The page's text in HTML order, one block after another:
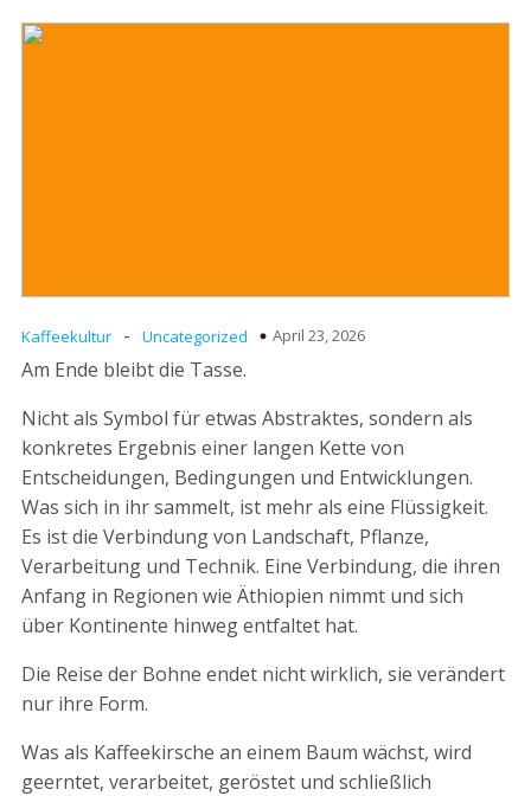
Kaffeekultur - Uncategorized April 23, 2026
Am Ende bleibt die Tasse.
Nicht als Symbol für etwas Abstraktes, sondern als
konkretes Ergebnis einer langen Kette von
Entscheidungen, Bedingungen und Entwicklungen.
Was sich in ihr sammelt, ist mehr als eine Flüssigkeit.
Es ist die Verbindung von Landschaft, Pflanze,
Verarbeitung und Technik. Eine Verbindung, die ihren
Anfang in Regionen wie Äthiopien nimmt und sich
über Kontinente hinweg entfaltet hat.
Die Reise der Bohne endet nicht wirklich, sie verändert
nur ihre Form.
Was als Kaffeekirsche an einem Baum wächst, wird
geerntet, verarbeitet, geröstet und schließlich